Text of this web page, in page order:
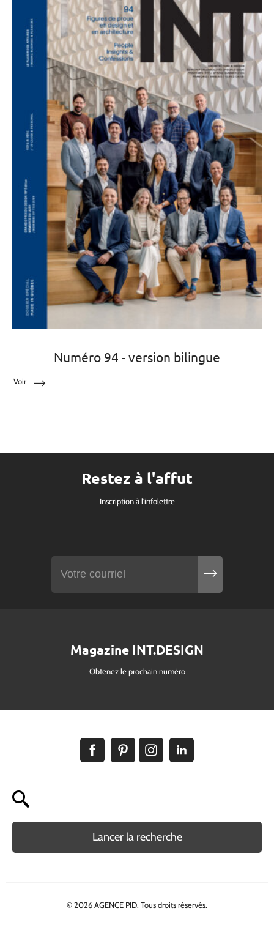
Numéro 94 - version bilingue
Voir
Restez à l'affut
Inscription à l'infolettre
Magazine INT.DESIGN
Obtenez le prochain numéro
Lancer la recherche
© 2026 AGENCE PID. Tous droits réservés.